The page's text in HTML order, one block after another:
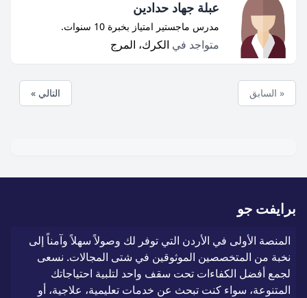
عبلة جهاد حدادين
مدرس ماجستير امتياز بخبرة 10 سنوات.
متواجد في الكرك، المرج
« السابق التالي »
برايفت جو
المنصة الأولى في الأردن التي توفر لك وصولاً سهلاً وآمناً إلى
نخبة من المتخصصين الموثوقين في شتى المجالات. نسعى
لجمع أفضل الكفاءات تحت سقف واحد لتلبية احتياجاتك
المتنوعة، سواء كنت تبحث عن خدمات تعليمية، علاجية، أو